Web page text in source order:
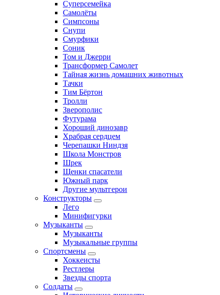
Суперсемейка
Самолёты
Симпсоны
Снупи
Смурфики
Соник
Том и Джерри
Трансформер Самолет
Тайная жизнь домашних животных
Тачки
Тим Бёртон
Тролли
Зверополис
Футурама
Хороший динозавр
Храбрая сердцем
Черепашки Ниндзя
Школа Монстров
Шрек
Щенки спасатели
Южный парк
Другие мультгерои
Конструкторы
Лего
Минифигурки
Музыканты
Музыканты
Музыкальные группы
Спортсмены
Хоккеисты
Рестлеры
Звезды спорта
Солдаты